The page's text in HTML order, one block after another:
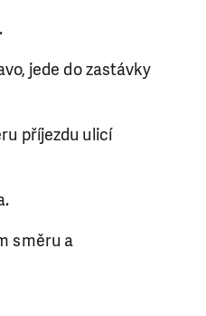
jede do zastávky
příjezdu ulicí
směru a